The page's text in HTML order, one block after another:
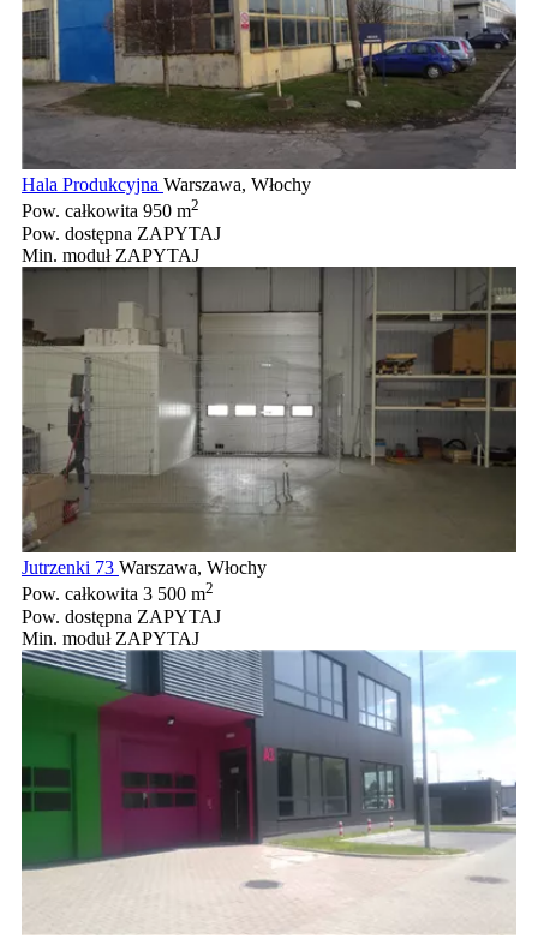
Hala Produkcyjna Warszawa, Włochy
Pow. całkowita 950 m2
Pow. dostępna ZAPYTAJ
Min. moduł ZAPYTAJ
Jutrzenki 73 Warszawa, Włochy
Pow. całkowita 3 500 m2
Pow. dostępna ZAPYTAJ
Min. moduł ZAPYTAJ